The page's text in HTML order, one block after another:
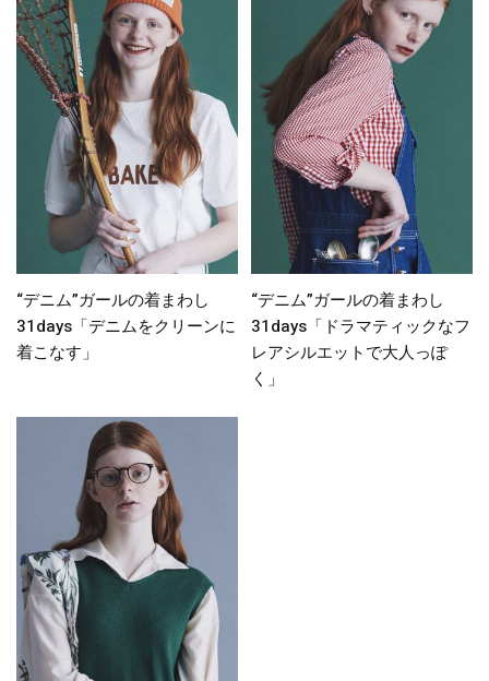
“デニム”ガールの着まわし
31days「デニムをクリーンに
着こなす」
“デニム”ガールの着まわし
31days「ドラマティックなフ
レアシルエットで大人っぽ
く」